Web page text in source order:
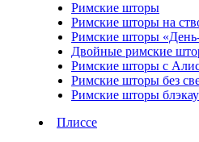
Римские шторы
Римские шторы на
Римские шторы
Двойные римские
Римские шторы с
Римские шторы без
Римские шторы
Плиссе